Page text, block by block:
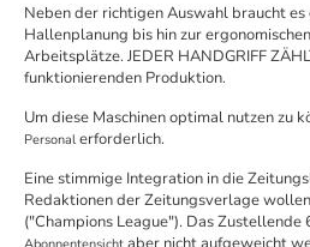
Neben der richtigen Auswahl braucht es
Hallenplanung bis hin zur
Arbeitsplätze. JEDER HANDGRIFF
funktionierenden Produktion.
Um diese Maschinen optimal nutzen zu
Personal erforderlich.
Eine stimmige Integration in die
Redaktionen der Zeitungsverlage
("Champions League"). Das Zustellende